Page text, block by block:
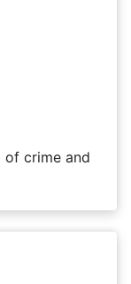
of crime and